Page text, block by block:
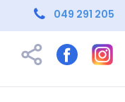
049 291 205